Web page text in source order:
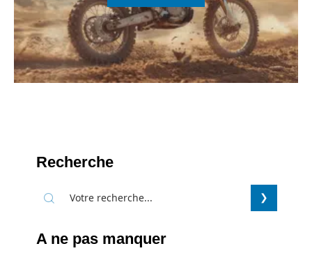
Recherche
A ne pas manquer